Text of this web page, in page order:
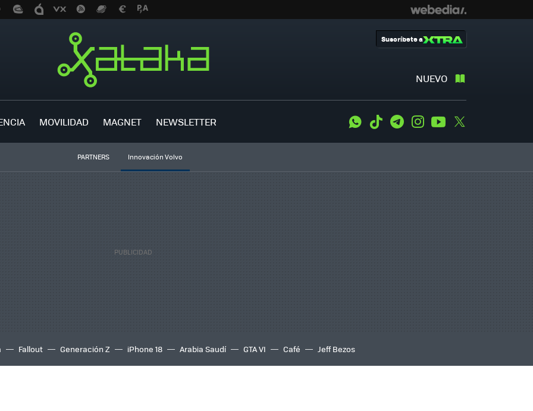
NUEVO
Suscríbete a
MOVILIDAD MAGNET NEWSLETTER WhatsApp
Tiktok TelegramInstagramYoutube
PARTNERS Innovación Volvo
Fallout Generación Z iPhone 18 Arabia Saudí GTA VI Café Jeff Bezos